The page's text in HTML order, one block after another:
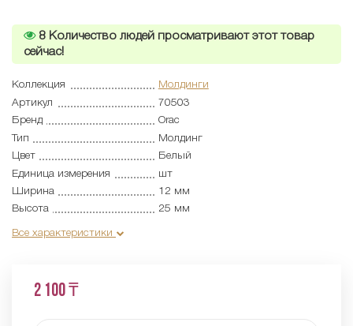
8 Количество людей просматривают этот товар
сейчас!
Коллекция
Молдинги
Артикул
70503
Бренд
Orac
Тип
Молдинг
Цвет
Белый
Единица измерения
шт
Ширина
12 мм
Высота
25 мм
Все характеристики
2 100 ₸